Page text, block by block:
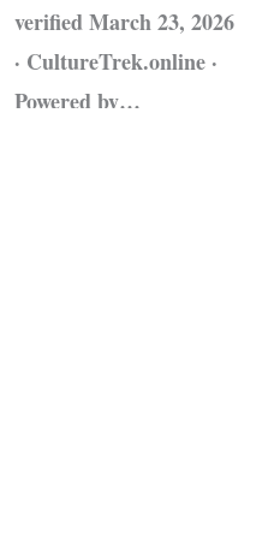
verified March 23, 2026
· CultureTrek.online ·
Powered by…